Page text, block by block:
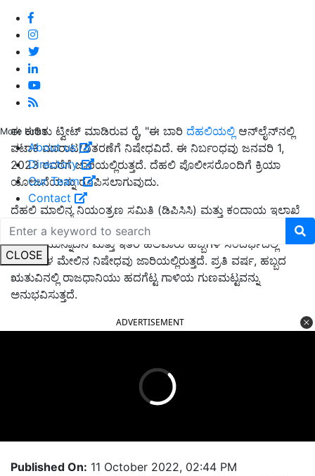
More Links
About us
Directory
Our Team
Contact
CLOSE
ಈ ಕುರಿತು ಟ್ವೀಟ್ ಮಾಡಿರುವ ರೈ, "ಈ ಬಾರಿ ದೆಹಲಿಯಲ್ಲಿ ಆನ್‌ಲೈನ್‌ನಲ್ಲಿ
ಪಟಾಕಿ ಮಾರಾಟ/ವಿತರಣೆಗೆ ನಿಷೇಧವಿದೆ. ಈ ನಿರ್ಬಂಧವು ಜನವರಿ 1,
2023 ರವರೆಗೆ ಜಾರಿಯಲ್ಲಿರುತ್ತದೆ. ದೆಹಲಿ ಪೊಲೀಸರೊಂದಿಗೆ ಕ್ರಿಯಾ
ಯೋಜನೆಯನ್ನು ರೂಪಿಸಲಾಗುವುದು.
ದೆಹಲಿ ಮಾಲಿನ್ಯ ನಿಯಂತ್ರಣ ಸಮಿತಿ (ಡಿಪಿಸಿಸಿ) ಮತ್ತು ಕಂದಾಯ ಇಲಾಖೆ
ನಿಷೇಧವನ್ನು ಕಟ್ಟುನಿಟ್ಟಾಗಿ ಜಾರಿಗೆ ತರಲು." ಈ ವರ್ಷ ದೀಪಾವಳಿ, ಹೊಸ
ವರ್ಷದ ಮುನ್ನಾದಿನ ಮತ್ತು ಇತರ ಹಲವಾರು ಹಬ್ಬಗಳ ಸಂದರ್ಭದಲ್ಲಿ
ಪಟಾಕಿಗಳ ಮೇಲಿನ ನಿಷೇಧವು ಜಾರಿಯಲ್ಲಿರುತ್ತದೆ. ಪ್ರತಿ ವರ್ಷ, ಹಬ್ಬದ
ಋತುವಿನಲ್ಲಿ ರಾಜಧಾನಿಯು ಹದಗೆಟ್ಟ ಗಾಳಿಯ ಗುಣಮಟ್ಟವನ್ನು
ಅನುಭವಿಸುತ್ತದೆ.
ADVERTISEMENT
Published On: 11 October 2022, 02:44 PM